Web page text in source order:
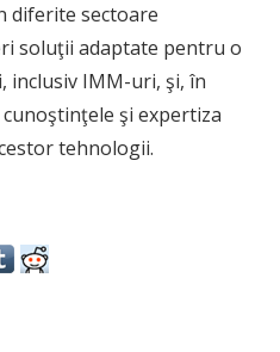
diferite sectoare
soluţii adaptate pentru o
inclusiv IMM-uri, şi, în
şi expertiza
tehnologii.